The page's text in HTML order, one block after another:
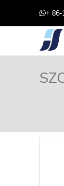
+ 86-